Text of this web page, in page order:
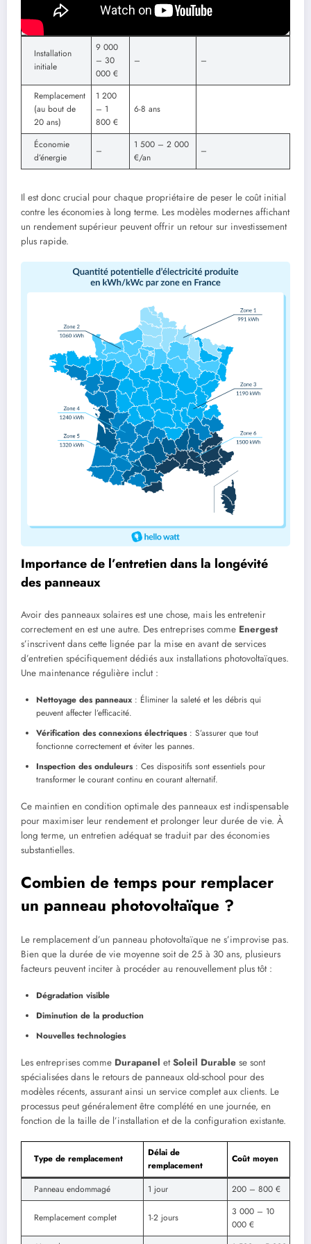
Poste de
dépense
Coûts
annuelles
investissement (en
Installation
initiale
9 000
– 30
000 €
– –
Remplacement
(au bout de
20 ans)
1 200
– 1
800 €
6-8 ans
Économie
d’énergie
–
1 500 – 2 000
€/an
–
Il est donc crucial pour chaque propriétaire de peser le coût initial
contre les économies à long terme. Les modèles modernes affichant
un rendement supérieur peuvent offrir un retour sur investissement
plus rapide.
Importance de l’entretien dans la longévité
des panneaux
Avoir des panneaux solaires est une chose, mais les entretenir
correctement en est une autre. Des entreprises comme Energest
s’inscrivent dans cette lignée par la mise en avant de services
d’entretien spécifiquement dédiés aux installations photovoltaïques.
Une maintenance régulière inclut :
Nettoyage des panneaux : Éliminer la saleté et les débris qui
peuvent affecter l’efficacité.
Vérification des connexions électriques: S’assurer que tout
fonctionne correctement et éviter les pannes.
Inspection des onduleurs: Ces dispositifs sont essentiels pour
transformer le courant continu en courant alternatif.
Ce maintien en condition optimale des panneaux est indispensable
pour maximiser leur rendement et prolonger leur durée de vie. À
long terme, un entretien adéquat se traduit par des économies
substantielles.
Combien de temps pour remplacer
un panneau photovoltaïque ?
Le remplacement d’un panneau photovoltaïque ne s’improvise pas.
Bien que la durée de vie moyenne soit de 25 à 30 ans, plusieurs
facteurs peuvent inciter à procéder au renouvellement plus tôt :
Dégradation visible
Diminution de la production
Nouvelles technologies
Les entreprises comme Durapanel etSoleil Durable se sont
spécialisées dans le retours de panneaux old-school pour des
modèles récents, assurant ainsi un service complet aux clients. Le
processus peut généralement être complété en une journée, en
fonction de la taille de l’installation et de la configuration existante.
Type de remplacement
Délai de
remplacement
Coût moyen
Panneau endommagé 1 jour 200 – 800 €
Remplacement complet 1-2 jours
3 000 – 10
000 €